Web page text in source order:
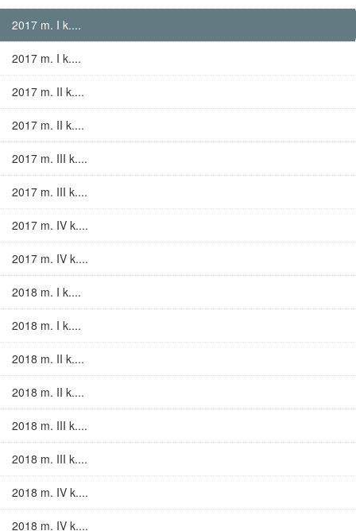
2017 m. I k....
2017 m. I k....
2017 m. II k....
2017 m. II k....
2017 m. III k....
2017 m. III k....
2017 m. IV k....
2017 m. IV k....
2018 m. I k....
2018 m. I k....
2018 m. II k....
2018 m. II k....
2018 m. III k....
2018 m. III k....
2018 m. IV k....
2018 m. IV k....